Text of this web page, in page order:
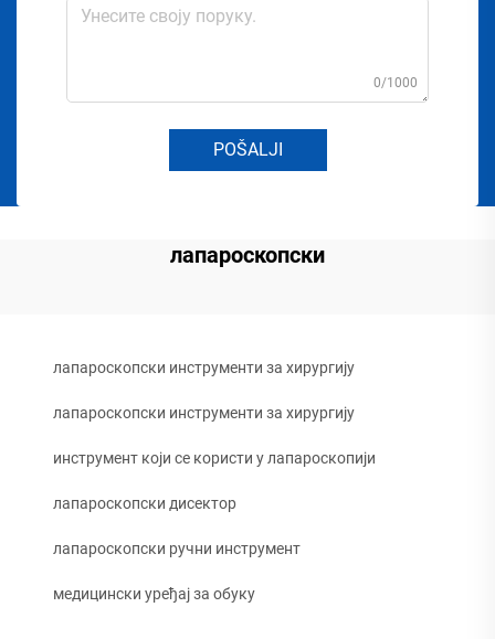
0/1000
POŠALJI
лапароскопски
лапароскопски инструменти за хирургију
лапароскопски инструменти за хирургију
инструмент који се користи у лапароскопији
лапароскопски дисектор
лапароскопски ручни инструмент
медицински уређај за обуку